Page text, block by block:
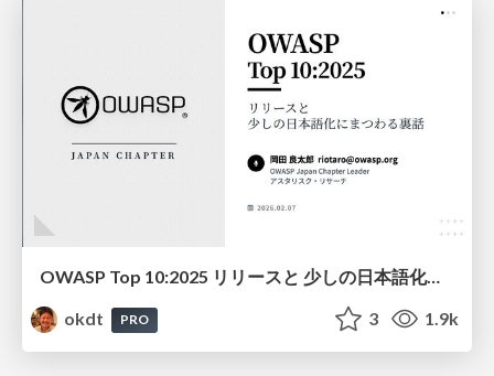
OWASP Top 10:2025 リリースと 少しの日本語化にまつわる裏話
okdt
PRO 3 1.9k